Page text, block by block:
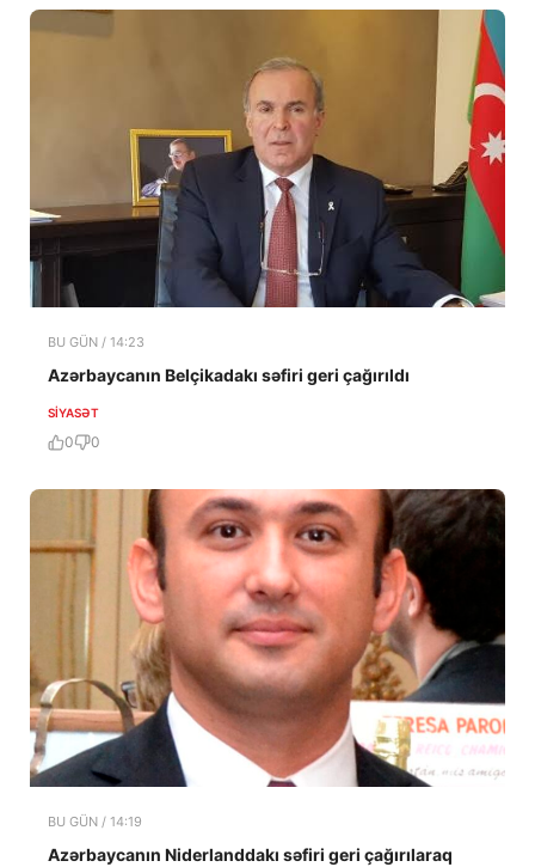
BU GÜN / 14:23
Azərbaycanın Belçikadakı səfiri geri çağırıldı
SIYASƏT
0 0
BU GÜN / 14:19
Azərbaycanın Niderlanddakı səfiri geri çağırılaraq